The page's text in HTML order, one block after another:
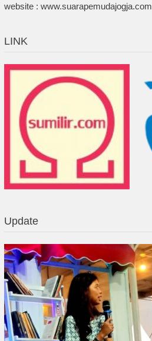
website : www.suarapemudajogja.com
LINK
Update